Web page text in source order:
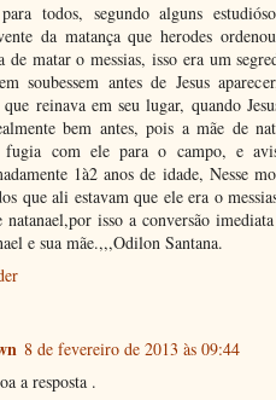
todos, segundo alguns
da matança que herodes
de matar o messias, isso era um
soubessem antes de Jesus
que reinava em seu lugar, quando
bem antes, pois a mãe de
fugia com ele para o campo, e
1à2 anos de idade, Nesse
que ali estavam que ele era o
natanael,por isso a conversão
e sua mãe.,,,Odilon Santana.
8 de fevereiro de 2013 às 09:44
a resposta .